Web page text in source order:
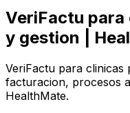
VeriFactu
y gestion |
VeriFactu para
facturacion, procesos
HealthMate.